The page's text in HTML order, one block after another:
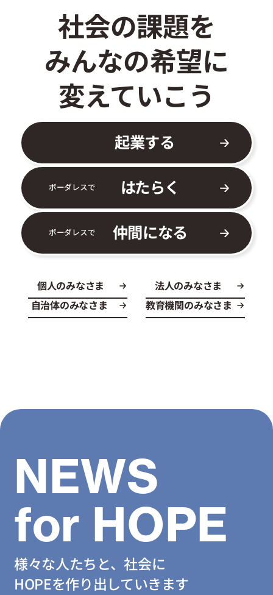
社会の課題を
みんなの希望に
変えていこう
起業する
ボーダレスで はたらく
ボーダレスで 仲間になる
個人のみなさま
法人のみなさま
自治体のみなさま
教育機関のみなさま
NEWS
for HOPE
様々な人たちと、社会に
HOPEを作り出していきます